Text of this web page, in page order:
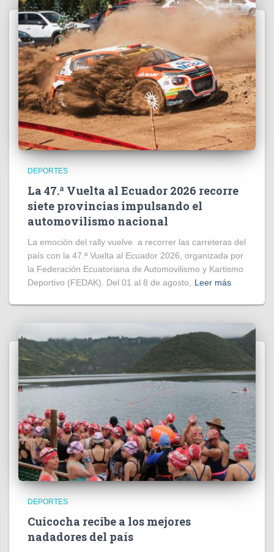
DEPORTES
La 47.ª Vuelta al Ecuador 2026 recorre
siete provincias impulsando el
automovilismo nacional
La emoción del rally vuelve a recorrer las carreteras del
país con la 47.ª Vuelta al Ecuador 2026, organizada por
la Federación Ecuatoriana de Automovilismo y Kartismo
Deportivo (FEDAK). Del 01 al 8 de agosto,
Leer más
DEPORTES
Cuicocha recibe a los mejores
nadadores del país